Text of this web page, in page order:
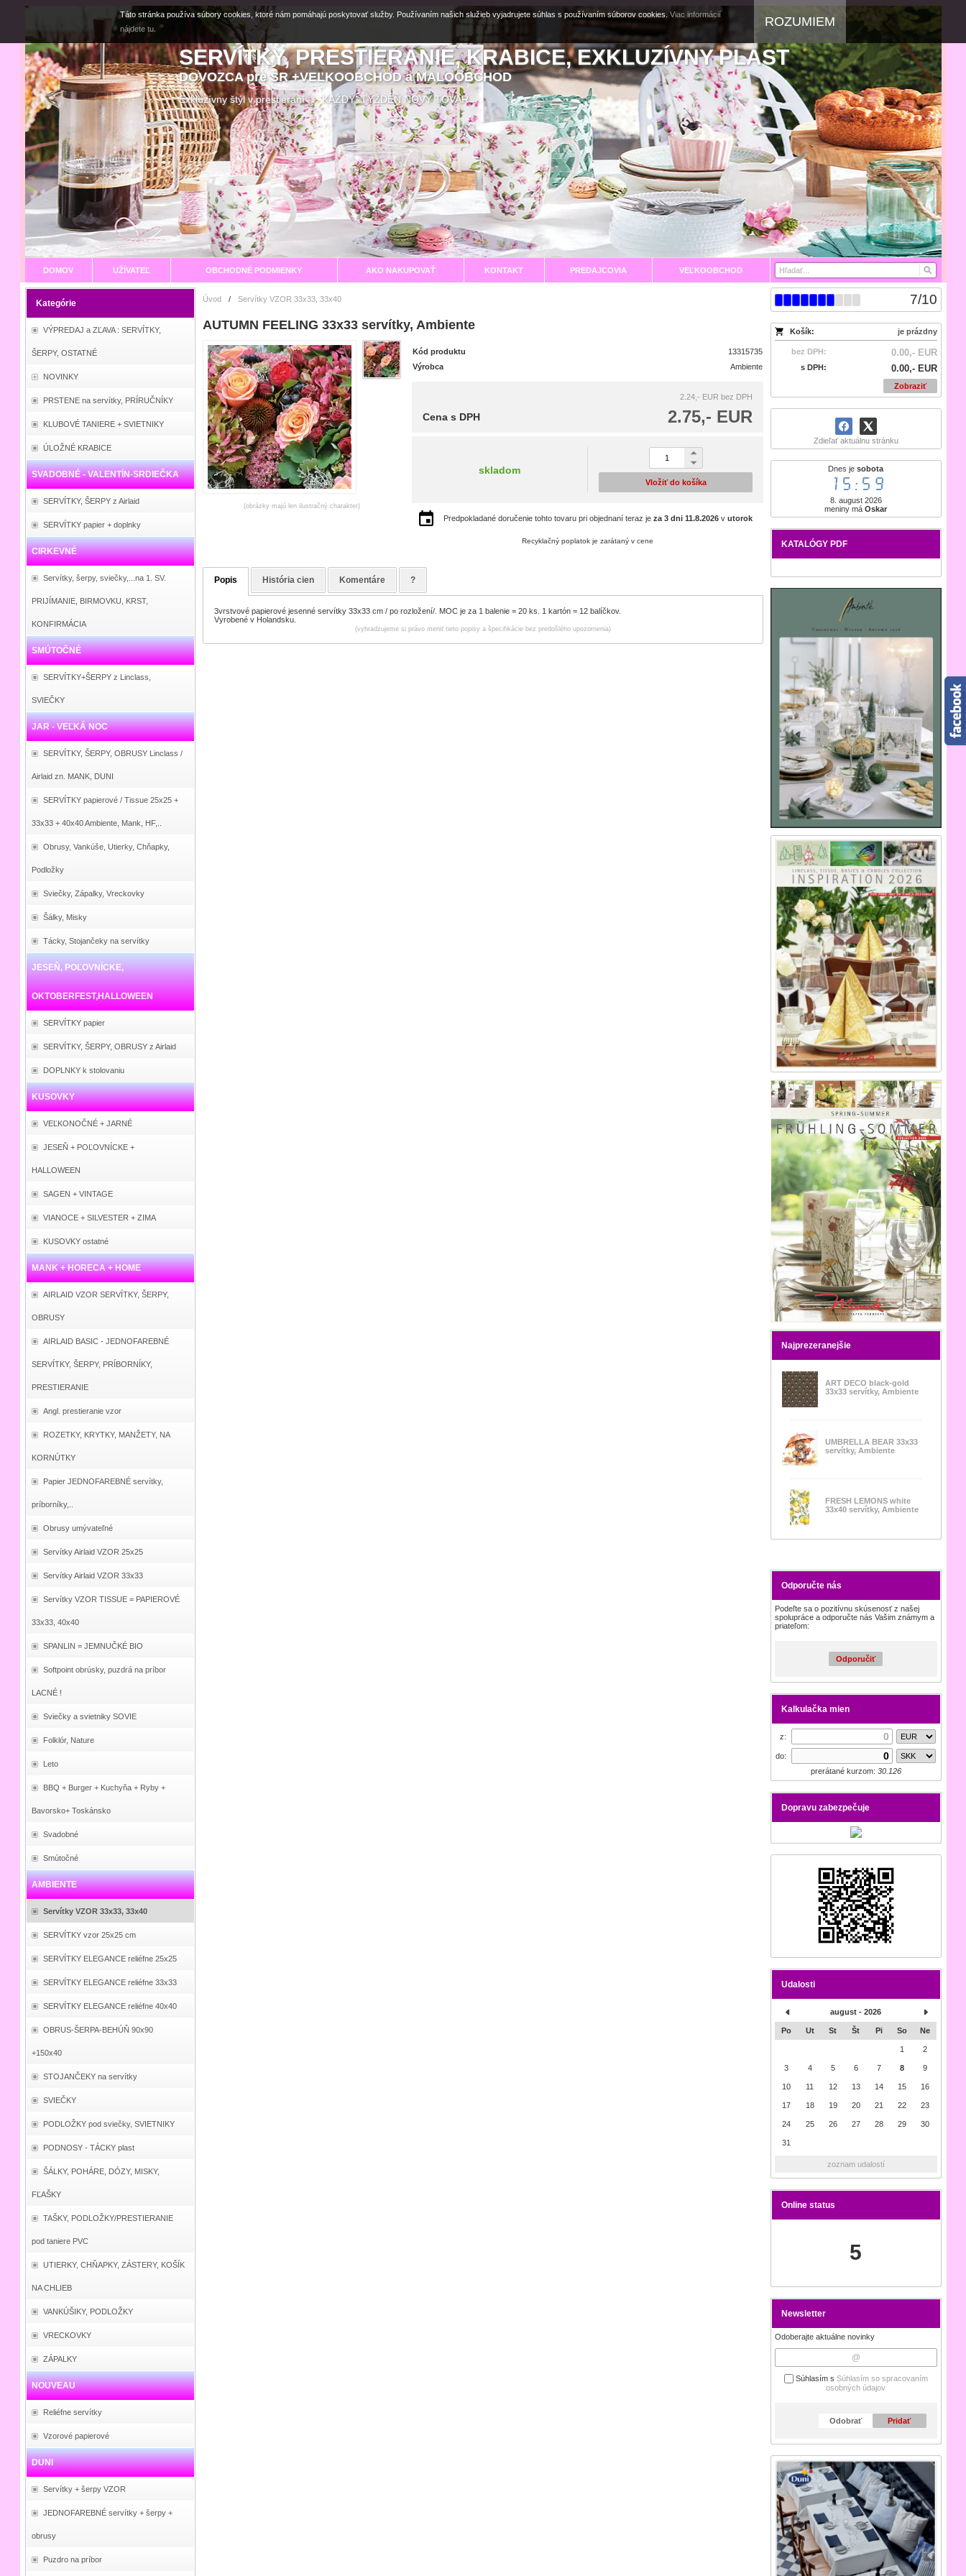
SERVÍTKY, PRESTIERANIE, KRABICE, EXKLUZÍVNY PLAST
DOVOZCA pre SR +VEĽKOOBCHOD a MALOOBCHOD
Exkluzívny štýl v prestieraní KAŽDÝ TÝŽDEŇ NOVÝ TOVAR
DOMOV UŽÍVATEĽ OBCHODNÉ PODMIENKY AKO NAKUPOVAŤ KONTAKT PREDAJCOVIA VEĽKOOBCHOD
Kategórie
VÝPREDAJ a ZĽAVA : SERVÍTKY,
ŠERPY, OSTATNÉ
NOVINKY
PRSTENE na servítky, PRÍRUČNÍKY
KLUBOVÉ TANIERE + SVIETNIKY
ÚLOŽNÉ KRABICE
SVADOBNÉ - VALENTÍN-SRDIEČKA
SERVÍTKY, ŠERPY z Airlaid
SERVÍTKY papier + doplnky
CIRKEVNÉ
Servítky, šerpy, sviečky,...na 1. SV.
PRIJÍMANIE, BIRMOVKU, KRST,
KONFIRMÁCIA
SMÚTOČNÉ
SERVÍTKY+ŠERPY z Linclass,
SVIEČKY
JAR - VEĽKÁ NOC
SERVÍTKY, ŠERPY, OBRUSY Linclass /
Airlaid zn. MANK, DUNI
SERVÍTKY papierové / Tissue 25x25 +
33x33 + 40x40 Ambiente, Mank, HF,..
Obrusy, Vankúše, Utierky, Chňapky,
Podložky
Sviečky, Zápalky, Vreckovky
Šálky, Misky
Tácky, Stojančeky na servítky
JESEŇ, POĽOVNÍCKE,
OKTOBERFEST,HALLOWEEN
SERVÍTKY papier
SERVÍTKY, ŠERPY, OBRUSY z Airlaid
DOPLNKY k stolovaniu
KUSOVKY
VEĽKONOČNÉ + JARNÉ
JESEŇ + POĽOVNÍCKE +
HALLOWEEN
SAGEN + VINTAGE
VIANOCE + SILVESTER + ZIMA
KUSOVKY ostatné
MANK + HORECA + HOME
AIRLAID VZOR SERVÍTKY, ŠERPY,
OBRUSY
AIRLAID BASIC - JEDNOFAREBNÉ
SERVÍTKY, ŠERPY, PRÍBORNÍKY,
PRESTIERANIE
Angl. prestieranie vzor
ROZETKY, KRYTKY, MANŽETY, NA
KORNÚTKY
Papier JEDNOFAREBNÉ servítky,
príborníky,..
Obrusy umývateľné
Servítky Airlaid VZOR 25x25
Servítky Airlaid VZOR 33x33
Servítky VZOR TISSUE = PAPIEROVÉ
33x33, 40x40
SPANLIN = JEMNUČKÉ BIO
Softpoint obrúsky, puzdrá na príbor
LACNÉ !
Sviečky a svietniky SOVIE
Folklór, Nature
Leto
BBQ + Burger + Kuchyňa + Ryby +
Bavorsko+ Toskánsko
Svadobné
Smútočné
AMBIENTE
Servítky VZOR 33x33, 33x40
SERVÍTKY vzor 25x25 cm
SERVÍTKY ELEGANCE reliéfne 25x25
SERVÍTKY ELEGANCE reliéfne 33x33
SERVÍTKY ELEGANCE reliéfne 40x40
OBRUS-ŠERPA-BEHÚŇ 90x90
+150x40
STOJANČEKY na servítky
SVIEČKY
PODLOŽKY pod sviečky, SVIETNIKY
PODNOSY - TÁCKY plast
ŠÁLKY, POHÁRE, DÓZY, MISKY,
FĽAŠKY
TAŠKY, PODLOŽKY/PRESTIERANIE
pod taniere PVC
UTIERKY, CHŇAPKY, ZÁSTERY, KOŠÍK
NA CHLIEB
VANKÚŠIKY, PODLOŽKY
VRECKOVKY
ZÁPALKY
NOUVEAU
Reliéfne servítky
Vzorové papierové
DUNI
Servítky + šerpy VZOR
JEDNOFAREBNÉ servítky + šerpy +
obrusy
Puzdro na príbor
7/10
Košík: je prázdny
bez DPH: 0.00,- EUR
s DPH: 0.00,- EUR
Zobraziť
Zdieľať aktuálnu stránku
Dnes jesobota
15:59
8. august 2026
meniny máOskar
KATALÓGY PDF
Najprezeranejšie
ART DECO black-gold
33x33 servítky, Ambiente
UMBRELLA BEAR 33x33
servítky, Ambiente
FRESH LEMONS white
33x40 servítky, Ambiente
Odporučte nás
Podeľte sa o pozitívnu skúsenosť z našej
spolupráce a odporučte nás Vašim známym a
priateľom:
Odporučiť
Kalkulačka mien
z:
do:
prerátané kurzom: 30.126
Dopravu zabezpečuje
Udalosti
august - 2026
Po Ut St Št Pi So Ne
1 2
3 4 5 6 7 8 9
10 11 12 13 14 15 16
17 18 19 20 21 22 23
24 25 26 27 28 29 30
31
zoznam udalostí
Online status
5
Newsletter
Odoberajte aktuálne novinky
Súhlasím s Súhlasím so spracovaním
osobných údajov
Odobrať Pridať
Úvod / Servítky VZOR 33x33, 33x40
AUTUMN FEELING 33x33 servítky, Ambiente
(obrázky majú len ilustračný charakter)
Kód produktu
13315735
Výrobca
Ambiente
2.24,- EUR bez DPH
2.75,- EUR
Cena s DPH
skladom
Vložiť do košíka
Predpokladané doručenie tohto tovaru pri objednaní teraz je za 3 dni 11.8.2026v utorok
Recyklačný poplatok je zarátaný v cene
Popis História cien Komentáre ?
3vrstvové papierové jesenné servítky 33x33 cm / po rozložení/. MOC je za 1 balenie = 20 ks. 1 kartón = 12 balíčkov.
Vyrobené v Holandsku.
(vyhradzujeme si právo meniť tieto popisy a špecifikácie bez predošlého upozornenia)
Táto stránka používa súbory cookies, ktoré nám pomáhajú poskytovať služby. Používaním našich služieb vyjadrujete súhlas s používaním súborov cookies. Viac informácií
nájdete tu.
ROZUMIEM